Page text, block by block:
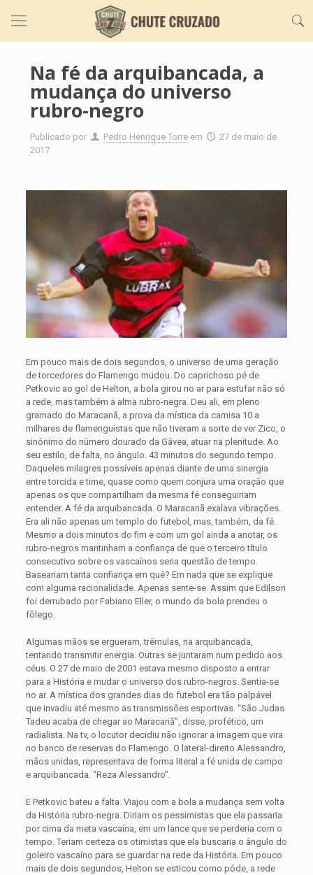
Na fé da arquibancada, a
mudança do universo
rubro-negro
Publicado por Pedro Henrique Torre em
27 de maio de
2017
Em pouco mais de dois segundos, o universo de uma geração
de torcedores do Flamengo mudou. Do caprichoso pé de
Petkovic ao gol de Helton, a bola girou no ar para estufar não só
a rede, mas também a alma rubro-negra. Deu ali, em pleno
gramado do Maracanã, a prova da mística da camisa 10 a
milhares de flamenguistas que não tiveram a sorte de ver Zico, o
sinônimo do número dourado da Gávea, atuar na plenitude. Ao
seu estilo, de falta, no ângulo. 43 minutos do segundo tempo.
Daqueles milagres possíveis apenas diante de uma sinergia
entre torcida e time, quase como quem conjura uma oração que
apenas os que compartilham da mesma fé conseguiriam
entender. A fé da arquibancada. O Maracanã exalava vibrações.
Era ali não apenas um templo do futebol, mas, também, da fé.
Mesmo a dois minutos do fim e com um gol ainda a anotar, os
rubro-negros mantinham a confiança de que o terceiro título
consecutivo sobre os vascaínos seria questão de tempo.
Baseariam tanta confiança em quê? Em nada que se explique
com alguma racionalidade. Apenas sente-se. Assim que Edilson
foi derrubado por Fabiano Eller, o mundo da bola prendeu o
fôlego.
Algumas mãos se ergueram, trêmulas, na arquibancada,
tentando transmitir energia. Outras se juntaram num pedido aos
céus. O 27 de maio de 2001 estava mesmo disposto a entrar
para a História e mudar o universo dos rubro-negros. Sentia-se
no ar. A mística dos grandes dias do futebol era tão palpável
que invadiu até mesmo as transmissões esportivas. “São Judas
Tadeu acaba de chegar ao Maracanã”, disse, profético, um
radialista. Na tv, o locutor decidiu não ignorar a imagem que vira
no banco de reservas do Flamengo. O lateral-direito Alessandro,
mãos unidas, representava de forma literal a fé unida de campo
e arquibancada. “Reza Alessandro”.
E Petkovic bateu a falta. Viajou com a bola a mudança sem volta
da História rubro-negra. Diriam os pessimistas que ela passaria
por cima da meta vascaína, em um lance que se perderia com o
tempo. Teriam certeza os otimistas que ela buscaria o ângulo do
goleiro vascaíno para se guardar na rede da História. Em pouco
mais de dois segundos, Helton se esticou como pôde, a rede